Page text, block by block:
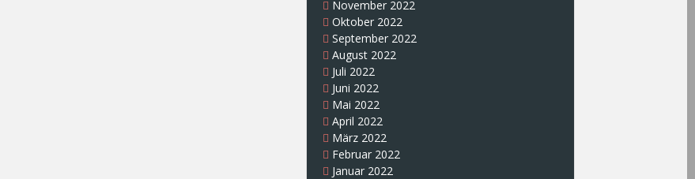
November 2022
Oktober 2022
September 2022
August 2022
Juli 2022
Juni 2022
Mai 2022
April 2022
März 2022
Februar 2022
Januar 2022